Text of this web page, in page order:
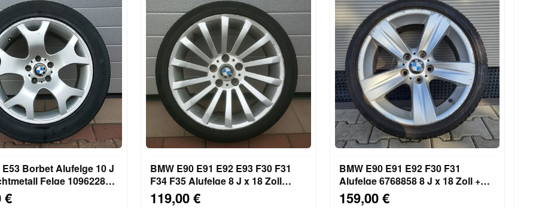
E53 Borbet Alufelge 10 J
45
€
BMW E90 E91 E92 E93 F30 F31
F34 F35 Alufelge 8 J x 18 Zoll
6769564 Reifen 225/40
119,00 €
BMW E90 E91 E92 F30 F31
Alufelge 6768858 8 J x 18 Zoll +
Reifen ABHOLUNG
159,00 €